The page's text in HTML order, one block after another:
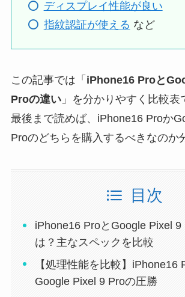
ディスプレイ性能が良い
指紋認証が使える など
この記事では「 iPhone16 Proと
Proの違い」を分かりやすく比較表
最後まで読めば、iPhone16 Proか
Proのどちらを購入するべきなのか
目次
iPhone16 ProとGoogle Pixel 9
は？主なスペックを比較
【処理性能を比較】iPhone16
Google Pixel 9 Proの圧勝